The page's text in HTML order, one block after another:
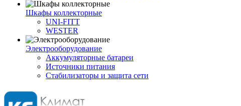
Шкафы коллекторные
UNI-FITT
WESTER
Электрооборудование
Аккумуляторные батареи
Источники питания
Стабилизаторы и защита сети